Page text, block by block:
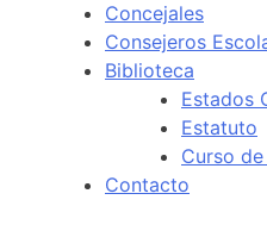
Concejales
Consejeros
Biblioteca
Estados
Estatuto
Curso
Contacto